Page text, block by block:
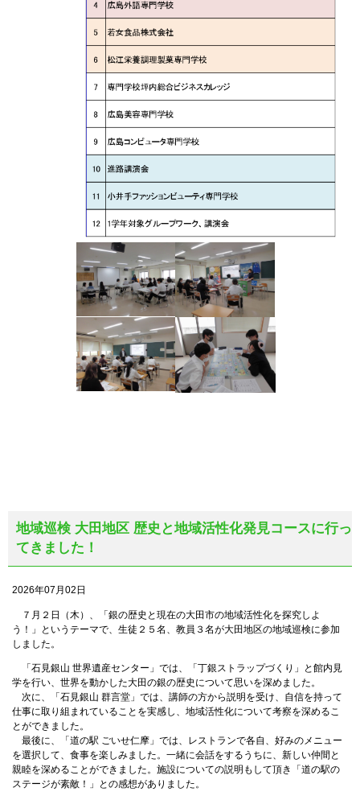
地域巡検 大田地区 歴史と地域活性化発見コースに行っ
てきました！
2026年07月02日
７月２日（木）、「銀の歴史と現在の大田市の地域活性化を探究しよ
う！」というテーマで、生徒２５名、教員３名が大田地区の地域巡検に参加
しました。
「石見銀山 世界遺産センター」では、「丁銀ストラップづくり」と館内見
学を行い、世界を動かした大田の銀の歴史について思いを深めました。
次に、「石見銀山 群言堂」では、講師の方から説明を受け、自信を持って
仕事に取り組まれていることを実感し、地域活性化について考察を深めるこ
とができました。
最後に、「道の駅 ごいせ仁摩」では、レストランで各自、好みのメニュー
を選択して、食事を楽しみました。一緒に会話をするうちに、新しい仲間と
親睦を深めることができました。施設についての説明もして頂き「道の駅の
ステージが素敵！」との感想がありました。